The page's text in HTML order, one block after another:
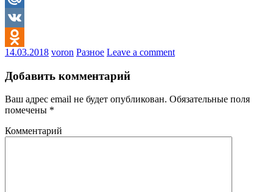
Mail.Ru
VK
Odnoklassniki
14.03.2018 voron Разное Leave a comment
Добавить комментарий
Ваш адрес email не будет опубликован. Обязательные поля
помечены *
Комментарий